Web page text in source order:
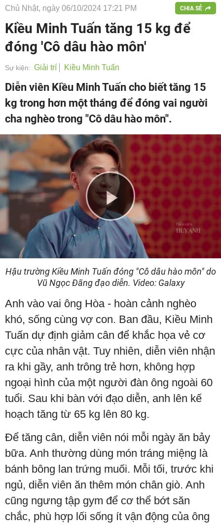
Chủ Nhật, ngày 06/10/2024 17:21 PM CHIA SẺ
Kiều Minh Tuấn tăng 15 kg để
đóng 'Cô dâu hào môn'
Sự kiện: Giải trí Kiều Minh Tuấn
Diễn viên Kiều Minh Tuấn cho biết tăng 15
kg trong hơn một tháng để đóng vai người
cha nghèo trong "Cô dâu hào môn".
Play
Video
Hậu trường Kiều Minh Tuấn đóng "Cô dâu hào môn" do
Vũ Ngọc Đãng đạo diễn. Video: Galaxy
Anh vào vai ông Hòa - hoàn cảnh nghèo
khó, sống cùng vợ con. Ban đầu, Kiều Minh
Tuấn dự định giảm cân để khắc họa vẻ cơ
cực của nhân vật. Tuy nhiên, diễn viên nhận
ra khi gầy, anh trông trẻ hơn, không hợp
ngoại hình của một người đàn ông ngoài 60
tuổi. Sau khi bàn với đạo diễn, anh lên kế
hoạch tăng từ 65 kg lên 80 kg.
Để tăng cân, diễn viên nói mỗi ngày ăn bảy
bữa. Anh thường dùng món tráng miệng là
bánh bông lan trứng muối. Mỗi tối, trước khi
ngủ, diễn viên ăn thêm món chân giò. Anh
cũng ngưng tập gym để cơ thể bớt săn
chắc, phù hợp lối sống ít vận động của ông